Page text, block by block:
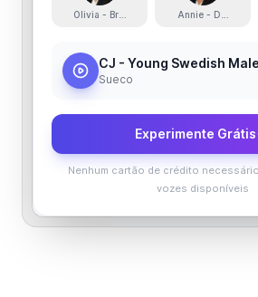
Olivia - Bright, Youthful and Engaging
Annie - Deep and
CJ - Young Swedish Male
Sueco
Experimente Grátis
Nenhum cartão de crédito necessário
vozes disponíveis